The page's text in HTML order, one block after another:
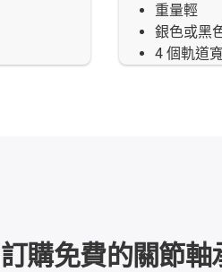
重量輕
銀色或黑
4 個軌道
訂購免費的關節軸